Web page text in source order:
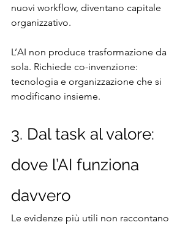
nuovi workflow, diventano capitale
organizzativo.
L’AI non produce trasformazione da
sola. Richiede co-invenzione:
tecnologia e organizzazione che si
modificano insieme.
3. Dal task al valore:
dove l’AI funziona
davvero
Le evidenze più utili non raccontano